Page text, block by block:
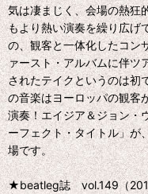
気は凄まじく、会場の熱狂
もより熱い演奏を繰り広げ
の、観客と一体化したコン
ァースト・アルバムに伴ツ
されたテイクというのは初
の音楽はヨーロッパの観客
演奏！エイジア＆ジョン・
ーフェクト・タイトル」が
場です。
★beatleg誌 vol.149（